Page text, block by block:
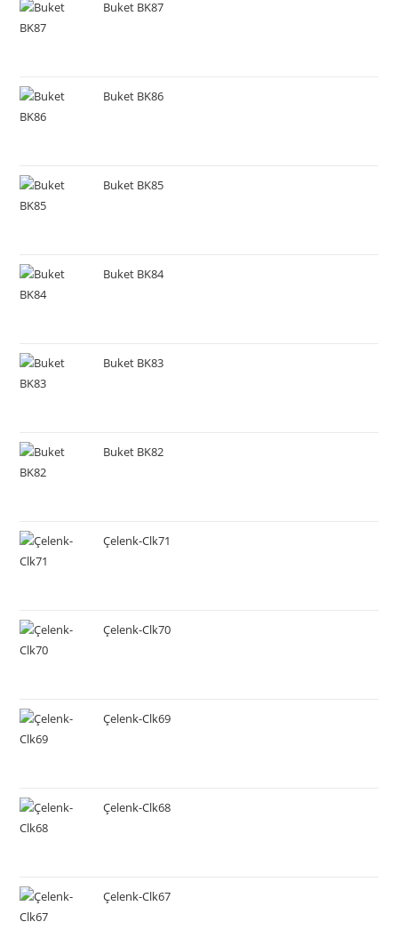
Buket BK87
Buket BK86
Buket BK85
Buket BK84
Buket BK83
Buket BK82
Çelenk-Clk71
Çelenk-Clk70
Çelenk-Clk69
Çelenk-Clk68
Çelenk-Clk67